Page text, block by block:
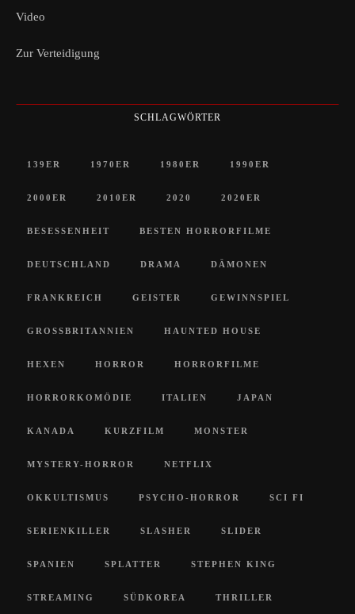
Video
Zur Verteidigung
SCHLAGWÖRTER
139ER 1970ER 1980ER 1990ER
2000ER 2010ER 2020 2020ER
BESESSENHEIT BESTEN HORRORFILME
DEUTSCHLAND DRAMA DÄMONEN
FRANKREICH GEISTER GEWINNSPIEL
GROSSBRITANNIEN HAUNTED HOUSE
HEXEN HORROR HORRORFILME
HORRORKOMÖDIE ITALIEN JAPAN
KANADA KURZFILM MONSTER
MYSTERY-HORROR NETFLIX
OKKULTISMUS PSYCHO-HORROR SCI FI
SERIENKILLER SLASHER SLIDER
SPANIEN SPLATTER STEPHEN KING
STREAMING SÜDKOREA THRILLER